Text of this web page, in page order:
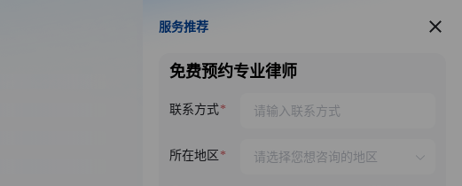
服务推荐
服务推荐
免费预约专业律师
联系方式
所在地区